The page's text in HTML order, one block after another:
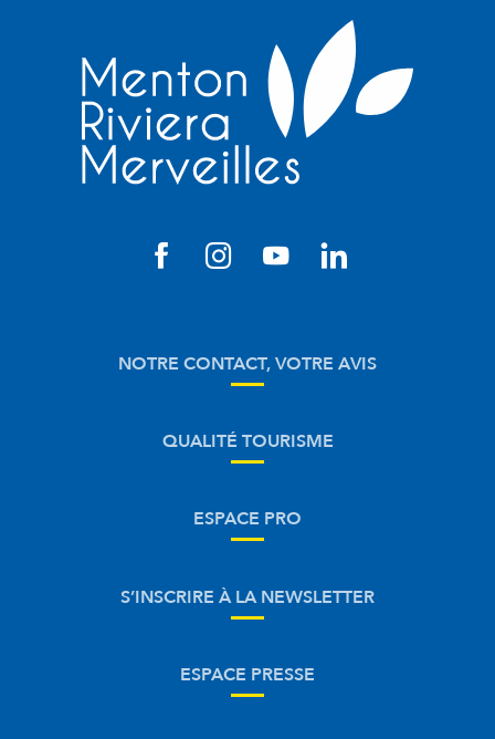
NOTRE CONTACT, VOTRE AVIS
QUALITÉ TOURISME
ESPACE PRO
S’INSCRIRE À LA NEWSLETTER
ESPACE PRESSE